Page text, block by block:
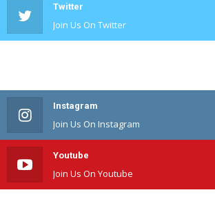
Twitter
Join Us On Twitter
Instagram
Join Us On Instagram
Youtube
Join Us On Youtube